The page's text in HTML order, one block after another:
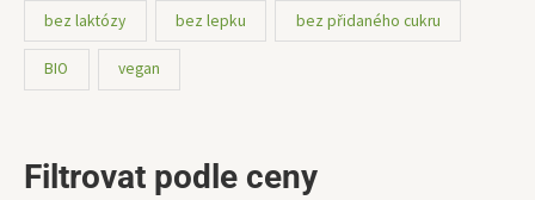
bez laktózy bez lepku bez přidaného cukru
BIO vegan
Filtrovat podle ceny